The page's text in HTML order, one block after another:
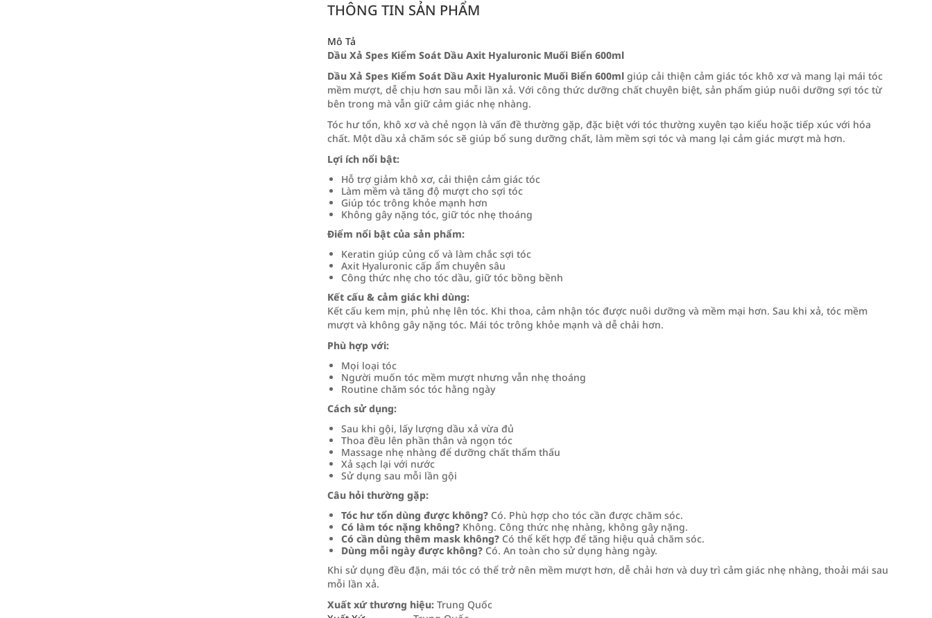
THÔNG TIN SẢN PHẨM
Mô Tả
Dầu Xả Spes Kiểm Soát Dầu Axit Hyaluronic Muối Biển 600ml
Dầu Xả Spes Kiểm Soát Dầu Axit Hyaluronic Muối Biển 600ml giúp cải thiện cảm giác tóc khô xơ và mang lại mái tóc
mềm mượt, dễ chịu hơn sau mỗi lần xả. Với công thức dưỡng chất chuyên biệt, sản phẩm giúp nuôi dưỡng sợi tóc từ
bên trong mà vẫn giữ cảm giác nhẹ nhàng.
Tóc hư tổn, khô xơ và chẻ ngọn là vấn đề thường gặp, đặc biệt với tóc thường xuyên tạo kiểu hoặc tiếp xúc với hóa
chất. Một dầu xả chăm sóc sẽ giúp bổ sung dưỡng chất, làm mềm sợi tóc và mang lại cảm giác mượt mà hơn.
Lợi ích nổi bật:
Hỗ trợ giảm khô xơ, cải thiện cảm giác tóc
Làm mềm và tăng độ mượt cho sợi tóc
Giúp tóc trông khỏe mạnh hơn
Không gây nặng tóc, giữ tóc nhẹ thoáng
Điểm nổi bật của sản phẩm:
Keratin giúp củng cố và làm chắc sợi tóc
Axit Hyaluronic cấp ẩm chuyên sâu
Công thức nhẹ cho tóc dầu, giữ tóc bồng bềnh
Kết cấu & cảm giác khi dùng:
Kết cấu kem mịn, phủ nhẹ lên tóc. Khi thoa, cảm nhận tóc được nuôi dưỡng và mềm mại hơn. Sau khi xả, tóc mềm
mượt và không gây nặng tóc. Mái tóc trông khỏe mạnh và dễ chải hơn.
Phù hợp với:
Mọi loại tóc
Người muốn tóc mềm mượt nhưng vẫn nhẹ thoáng
Routine chăm sóc tóc hằng ngày
Cách sử dụng:
Sau khi gội, lấy lượng dầu xả vừa đủ
Thoa đều lên phần thân và ngọn tóc
Massage nhẹ nhàng để dưỡng chất thẩm thấu
Xả sạch lại với nước
Sử dụng sau mỗi lần gội
Câu hỏi thường gặp:
Tóc hư tổn dùng được không? Có. Phù hợp cho tóc cần được chăm sóc.
Có làm tóc nặng không? Không. Công thức nhẹ nhàng, không gây nặng.
Có cần dùng thêm mask không? Có thể kết hợp để tăng hiệu quả chăm sóc.
Dùng mỗi ngày được không? Có. An toàn cho sử dụng hàng ngày.
Khi sử dụng đều đặn, mái tóc có thể trở nên mềm mượt hơn, dễ chải hơn và duy trì cảm giác nhẹ nhàng, thoải mái sau
mỗi lần xả.
Xuất xứ thương hiệu: Trung Quốc